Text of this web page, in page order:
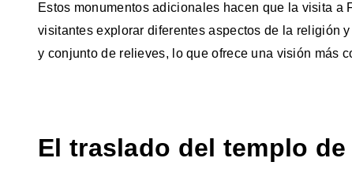
Estos monumentos adicionales hacen que la visita
visitantes explorar diferentes aspectos de la religión
y conjunto de relieves, lo que ofrece una visión más
El traslado del templo